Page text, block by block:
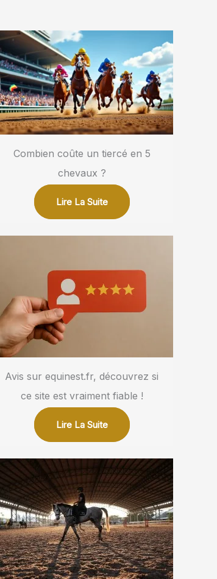
Combien coûte un tiercé en 5
chevaux ?
Lire La Suite
Avis sur equinest.fr, découvrez si
ce site est vraiment fiable !
Lire La Suite